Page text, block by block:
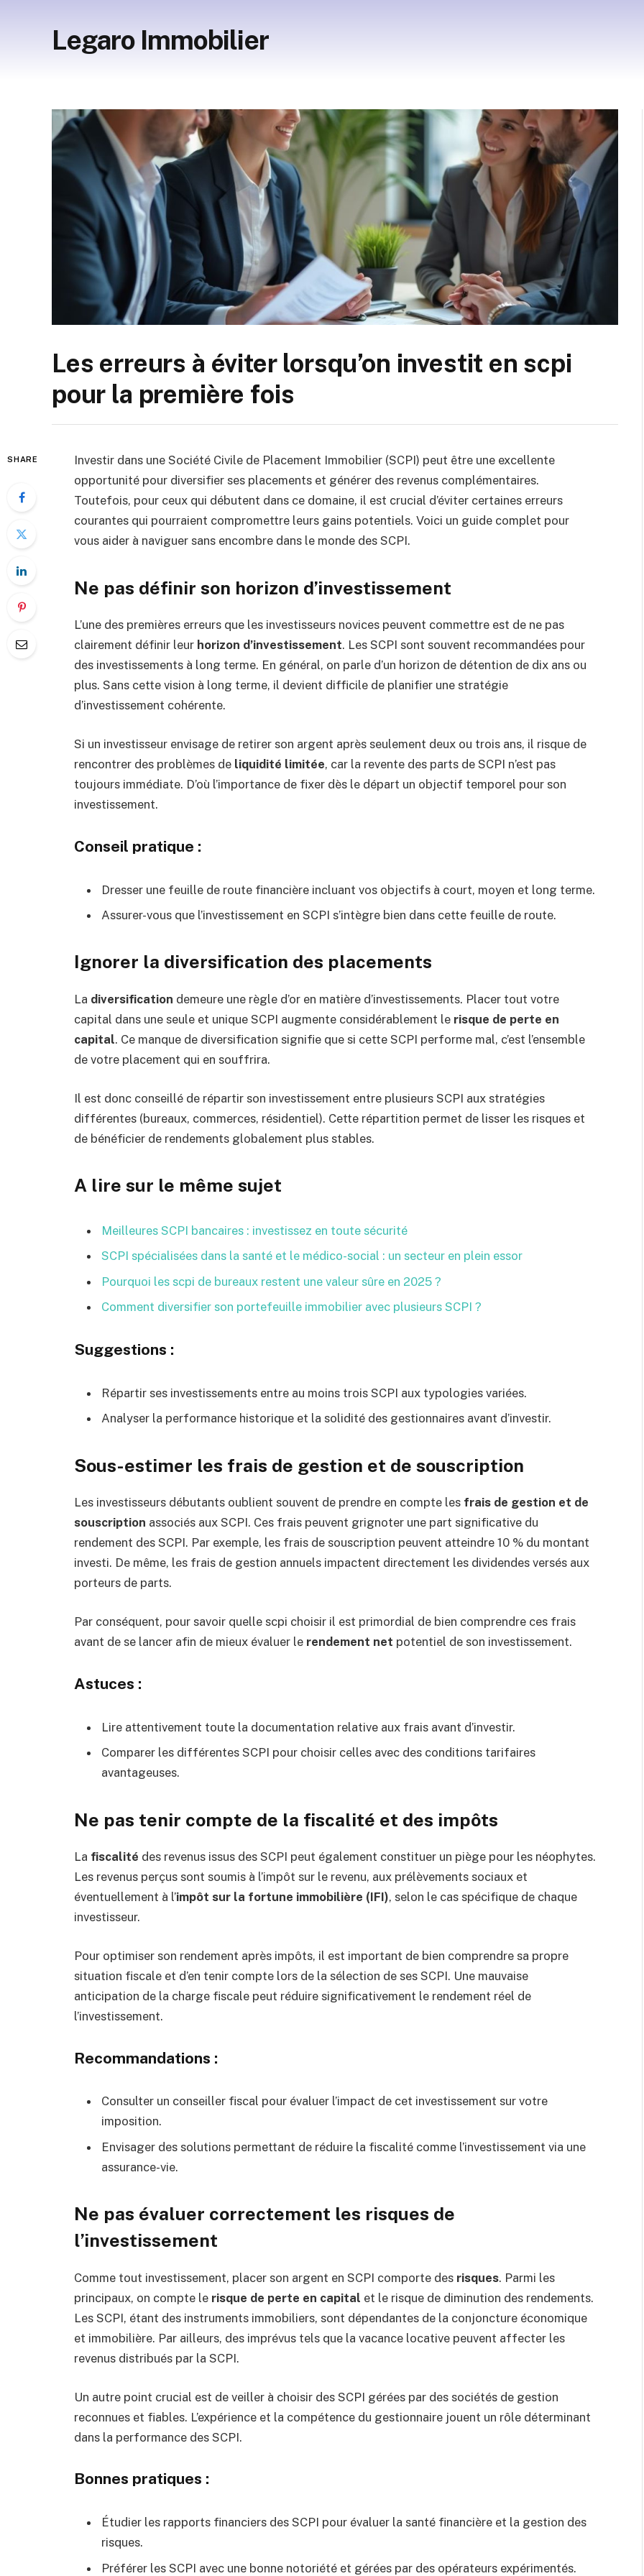
Legaro Immobilier
Les erreurs à éviter lorsqu’on investit en scpi
pour la première fois
SHARE
Investir dans une Société Civile de Placement Immobilier (SCPI) peut être une excellente
opportunité pour diversifier ses placements et générer des revenus complémentaires.
Toutefois, pour ceux qui débutent dans ce domaine, il est crucial d’éviter certaines erreurs
courantes qui pourraient compromettre leurs gains potentiels. Voici un guide complet pour
vous aider à naviguer sans encombre dans le monde des SCPI.
Ne pas définir son horizon d’investissement
L’une des premières erreurs que les investisseurs novices peuvent commettre est de ne pas
clairement définir leur horizon d’investissement. Les SCPI sont souvent recommandées pour
des investissements à long terme. En général, on parle d’un horizon de détention de dix ans ou
plus. Sans cette vision à long terme, il devient difficile de planifier une stratégie
d’investissement cohérente.
Si un investisseur envisage de retirer son argent après seulement deux ou trois ans, il risque de
rencontrer des problèmes de liquidité limitée, car la revente des parts de SCPI n’est pas
toujours immédiate. D’où l’importance de fixer dès le départ un objectif temporel pour son
investissement.
Conseil pratique :
Dresser une feuille de route financière incluant vos objectifs à court, moyen et long terme.
Assurer-vous que l’investissement en SCPI s’intègre bien dans cette feuille de route.
Ignorer la diversification des placements
La diversification demeure une règle d’or en matière d’investissements. Placer tout votre
capital dans une seule et unique SCPI augmente considérablement le risque de perte en
capital. Ce manque de diversification signifie que si cette SCPI performe mal, c’est l’ensemble
de votre placement qui en souffrira.
Il est donc conseillé de répartir son investissement entre plusieurs SCPI aux stratégies
différentes (bureaux, commerces, résidentiel). Cette répartition permet de lisser les risques et
de bénéficier de rendements globalement plus stables.
A lire sur le même sujet
Meilleures SCPI bancaires : investissez en toute sécurité
SCPI spécialisées dans la santé et le médico-social : un secteur en plein essor
Pourquoi les scpi de bureaux restent une valeur sûre en 2025 ?
Comment diversifier son portefeuille immobilier avec plusieurs SCPI ?
Suggestions :
Répartir ses investissements entre au moins trois SCPI aux typologies variées.
Analyser la performance historique et la solidité des gestionnaires avant d’investir.
Sous-estimer les frais de gestion et de souscription
Les investisseurs débutants oublient souvent de prendre en compte les frais de gestion et de
souscription associés aux SCPI. Ces frais peuvent grignoter une part significative du
rendement des SCPI. Par exemple, les frais de souscription peuvent atteindre 10 % du montant
investi. De même, les frais de gestion annuels impactent directement les dividendes versés aux
porteurs de parts.
Par conséquent, pour savoir quelle scpi choisir il est primordial de bien comprendre ces frais
avant de se lancer afin de mieux évaluer le rendement net potentiel de son investissement.
Astuces :
Lire attentivement toute la documentation relative aux frais avant d’investir.
Comparer les différentes SCPI pour choisir celles avec des conditions tarifaires
avantageuses.
Ne pas tenir compte de la fiscalité et des impôts
La fiscalité des revenus issus des SCPI peut également constituer un piège pour les néophytes.
Les revenus perçus sont soumis à l’impôt sur le revenu, aux prélèvements sociaux et
éventuellement à l’impôt sur la fortune immobilière (IFI), selon le cas spécifique de chaque
investisseur.
Pour optimiser son rendement après impôts, il est important de bien comprendre sa propre
situation fiscale et d’en tenir compte lors de la sélection de ses SCPI. Une mauvaise
anticipation de la charge fiscale peut réduire significativement le rendement réel de
l’investissement.
Recommandations :
Consulter un conseiller fiscal pour évaluer l’impact de cet investissement sur votre
imposition.
Envisager des solutions permettant de réduire la fiscalité comme l’investissement via une
assurance-vie.
Ne pas évaluer correctement les risques de
l’investissement
Comme tout investissement, placer son argent en SCPI comporte des risques. Parmi les
principaux, on compte le risque de perte en capital et le risque de diminution des rendements.
Les SCPI, étant des instruments immobiliers, sont dépendantes de la conjoncture économique
et immobilière. Par ailleurs, des imprévus tels que la vacance locative peuvent affecter les
revenus distribués par la SCPI.
Un autre point crucial est de veiller à choisir des SCPI gérées par des sociétés de gestion
reconnues et fiables. L’expérience et la compétence du gestionnaire jouent un rôle déterminant
dans la performance des SCPI.
Bonnes pratiques :
Étudier les rapports financiers des SCPI pour évaluer la santé financière et la gestion des
risques.
Préférer les SCPI avec une bonne notoriété et gérées par des opérateurs expérimentés.